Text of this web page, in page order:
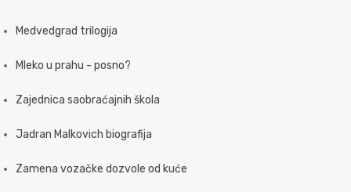
Medvedgrad trilogija
Mleko u prahu - posno?
Zajednica saobraćajnih škola
Jadran Malkovich biografija
Zamena vozačke dozvole od kuće